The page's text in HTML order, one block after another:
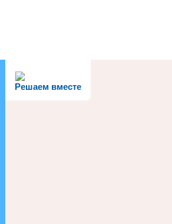
Решаем вместе